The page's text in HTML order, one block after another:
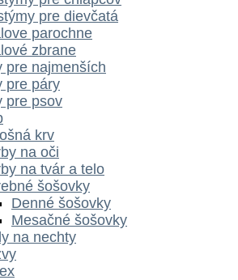
pre dievčatá
parochne
zbrane
pre najmenších
pre páry
pre psov
krv
na oči
na tvár a telo
šošovky
Denné šošovky
Mesačné šošovky
na nechty